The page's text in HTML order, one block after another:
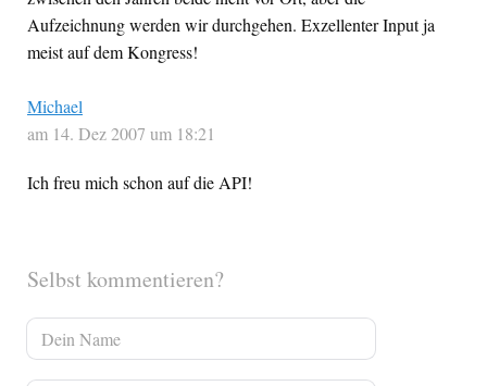
Aufzeichnung werden wir durchgehen. Exzellenter Input ja
meist auf dem Kongress!
Michael
am 14. Dez 2007 um 18:21
Ich freu mich schon auf die API!
Selbst kommentieren?